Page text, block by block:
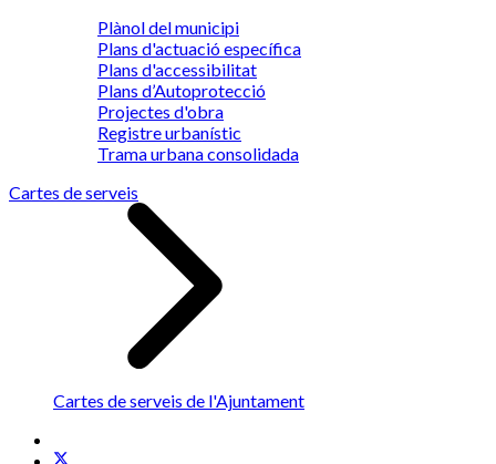
Plànol del municipi
Plans d'actuació específica
Plans d'accessibilitat
Plans d’Autoprotecció
Projectes d'obra
Registre urbanístic
Trama urbana consolidada
Cartes de serveis
Cartes de serveis de l'Ajuntament